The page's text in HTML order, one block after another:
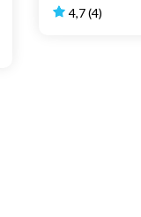
4,7 (4)